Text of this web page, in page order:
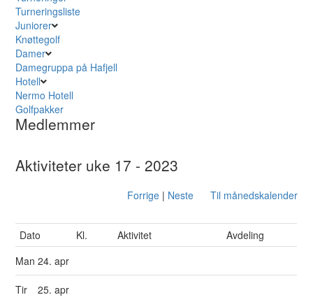
Turneringsliste
Juniorer
Knøttegolf
Damer
Damegruppa på Hafjell
Hotell
Nermo Hotell
Golfpakker
Medlemmer
Aktiviteter uke 17 - 2023
Forrige| Neste Til månedskalender
Dato Kl. Aktivitet
Avdeling
Man24. apr
Tir 25. apr